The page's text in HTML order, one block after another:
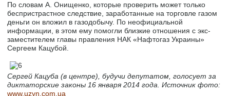
По словам А. Онищенко, которые проверить может только
беспристрастное следствие, заработанные на торговле газом
деньги он вложил в газодобычу. По неофициальной
информации, в этом ему помогли близкие отношения с экс-
заместителем главы правления НАК «Нафтогаз Украины»
Сергеем Кацубой.
Сергей Кацуба (в центре), будучи депутатом, голосует за
диктаторские законы 16 января 2014 года. Источник фото:
www.uzyn.com.ua